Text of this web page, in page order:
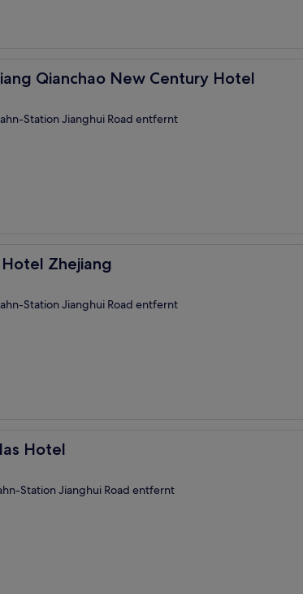
Qianchao New Century Hotel
New Century Hotel
Station Jianghui Road entfernt
Hotel Zhejiang
Station Jianghui Road entfernt
Hotel
Station Jianghui Road entfernt